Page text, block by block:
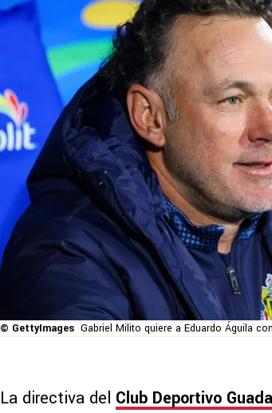
© GettyImages Gabriel Milito quiere a Eduardo Águila
La directiva del Club Deportivo